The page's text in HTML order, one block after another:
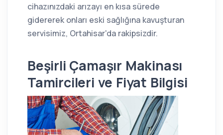
cihazınızdaki arızayı en kısa sürede
gidererek onları eski sağlığına kavuşturan
servisimiz, Ortahisar'da rakipsizdir.
Beşirli Çamaşır Makinası
Tamircileri ve Fiyat Bilgisi